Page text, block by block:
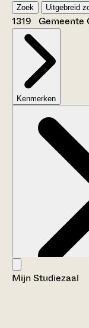
Zoek Uitgebreid
1319 Gemeente
Kenmerken
Aanwijzingen voor de
Mijn Studiezaal